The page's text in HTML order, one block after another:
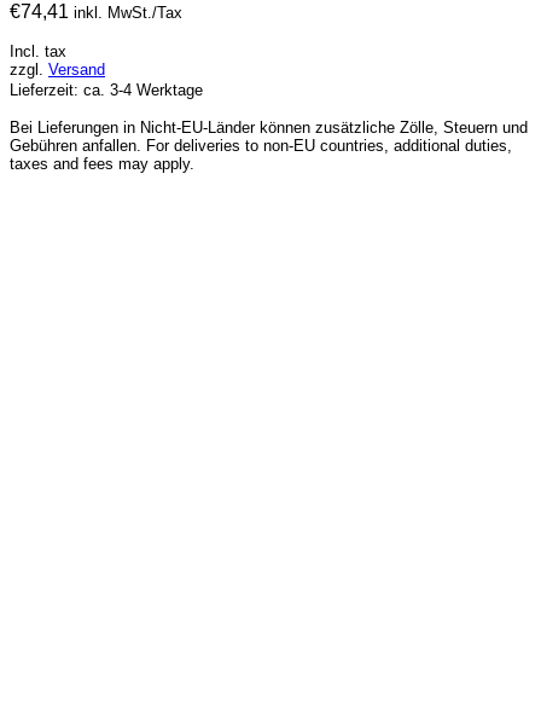
€74,41 inkl. MwSt./Tax
Incl. tax
zzgl. Versand
Lieferzeit: ca. 3-4 Werktage
Bei Lieferungen in Nicht-EU-Länder können zusätzliche Zölle, Steuern und
Gebühren anfallen. For deliveries to non-EU countries, additional duties,
taxes and fees may apply.